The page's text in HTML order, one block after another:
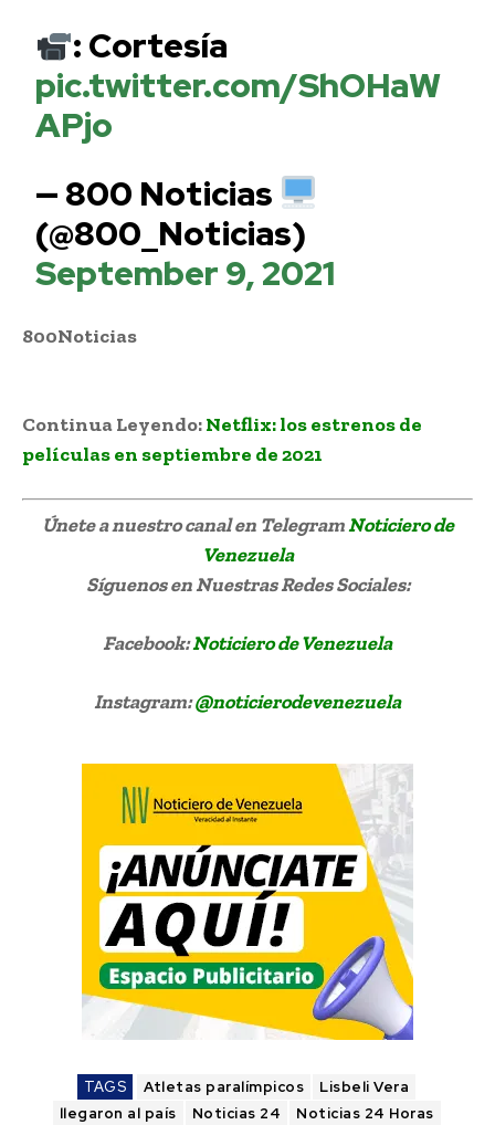
: Cortesía
pic.twitter.com/ShOHaW
APjo
— 800 Noticias
(@800_Noticias)
September 9, 2021
800Noticias
Continua Leyendo:Netflix: los estrenos de
películas en septiembre de 2021
Únete a nuestro canal en TelegramNoticiero de
Venezuela
Síguenosen Nuestras Redes Sociales:
Facebook:Noticiero de Venezuela
Instagram:@noticierodevenezuela
TAGS Atletas paralímpicos
Lisbeli Vera
llegaron al país
Noticias 24 Noticias 24 Horas